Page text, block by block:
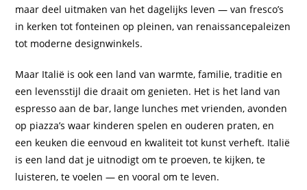
maar deel uitmaken van het dagelijks leven — van fresco’s
in kerken tot fonteinen op pleinen, van renaissancepaleizen
tot moderne designwinkels.
Maar Italië is ook een land van warmte, familie, traditie en
een levensstijl die draait om genieten. Het is het land van
espresso aan de bar, lange lunches met vrienden, avonden
op piazza’s waar kinderen spelen en ouderen praten, en
een keuken die eenvoud en kwaliteit tot kunst verheft. Italië
is een land dat je uitnodigt om te proeven, te kijken, te
luisteren, te voelen — en vooral om te leven.